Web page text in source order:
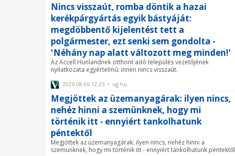
Nincs visszaút, romba döntik a hazai
kerékpárgyártás egyik bástyáját:
megdöbbentő kijelentést tett a
polgármester, ezt senki sem gondolta -
'Néhány nap alatt változott meg minden!'
Az Accell Hunlandnek otthont adó település vezetőjének
nyilatkozata egyértelmű: innen nincs visszaút.
2026.08.06 12:25 • vg.hu
Megjöttek az üzemanyagárak: ilyen nincs,
nehéz hinni a szemünknek, hogy mi
történik itt - ennyiért tankolhatunk
péntektől
Megjöttek az üzemanyagárak: ilyen nincs, nehéz hinni a
szemünknek, hogy mi történik itt - ennyiért tankolhatunk péntektől